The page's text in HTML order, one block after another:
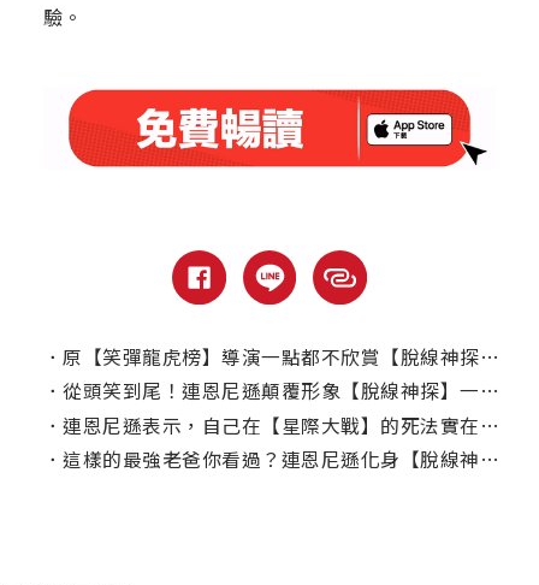
驗。
． 原【笑彈龍虎榜】導演一點都不欣賞【脫線神探】重啟版！
． 從頭笑到尾！連恩尼遜顛覆形象【脫線神探】一本正經說幹話超爆笑
． 連恩尼遜表示，自己在【星際大戰】的死法實在有點軟弱！
． 這樣的最強老爸你看過？連恩尼遜化身【脫線神探】露「草莓內褲」滅敵